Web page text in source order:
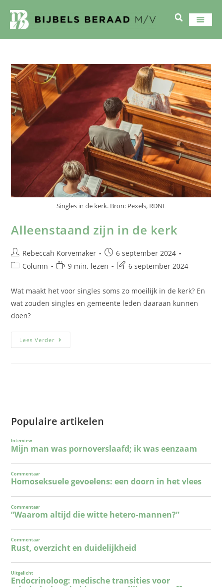
Singles in de kerk. Bron: Pexels, RDNE
Alleenstaand zijn in de kerk
Rebeccah Korvemaker
6 september 2024
Column
9 min. lezen 6 september 2024
Wat maakt het voor singles soms zo moeilijk in de kerk? En
wat zouden singles en gemeente leden daaraan kunnen
doen?
Lees Verder
Populaire artikelen